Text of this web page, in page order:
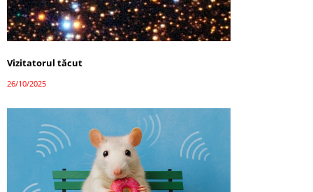
Vizitatorul tăcut
26/10/2025